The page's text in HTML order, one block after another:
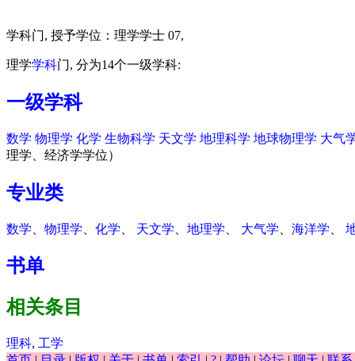
学科门, 授予学位：理学学士 07,
理学学科门, 分为14个一级学科:
一级学科
数学 物理学 化学 生物科学 天文学 地理科学 地球物理学 大气
理学、经济学学位）
专业类
数学 物理学 化学 天文学 地理学 大气学 海洋学
书单
相关条目
理科, 工学